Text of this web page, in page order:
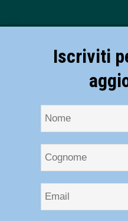
Iscriviti